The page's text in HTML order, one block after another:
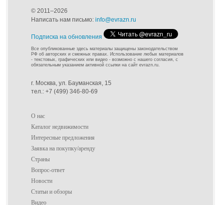
© 2011–2026
Написать нам письмо: info@evrazn.ru
Подписка на обновления
Все опубликованные здесь материалы защищены законодательством
РФ об авторских и смежных правах. Использование любых материалов
- текстовых, графических или видео - возможно с нашего согласия, с
обязательным указанием активной ссылки на сайт evrazn.ru.
г. Москва, ул. Бауманская, 15
тел.: +7 (499) 346-80-69
О нас
Каталог недвижимости
Интересные предложения
Заявка на покупку/аренду
Страны
Вопрос-ответ
Новости
Статьи и обзоры
Видео